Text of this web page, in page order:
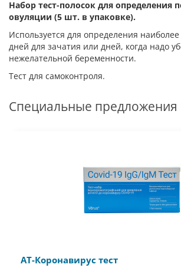
Набор тест-полосок для определения
овуляции (5 шт. в упаковке).
Используется для определения
дней для зачатия или дней, когда надо
нежелательной беременности.
Тест для самоконтроля.
Специальные предложения
АТ-Коронавирус тест